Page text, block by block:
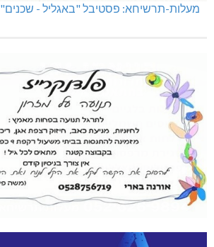
מעלות-תרשיחא: פסטיבל "באגליל - שכנים"